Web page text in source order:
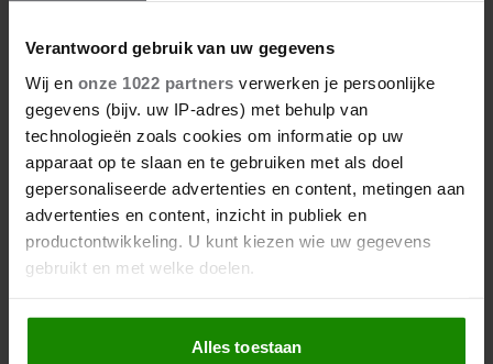
Verantwoord gebruik van uw gegevens
Wij en onze 1022 partners verwerken je persoonlijke
gegevens (bijv. uw IP-adres) met behulp van
technologieën zoals cookies om informatie op uw
apparaat op te slaan en te gebruiken met als doel
gepersonaliseerde advertenties en content, metingen aan
advertenties en content, inzicht in publiek en
productontwikkeling. U kunt kiezen wie uw gegevens
gebruikt en met welke doelen.
Als u het toestaat, willen we ook graag:
Informatie verzamelen over uw geografische
Alles toestaan
DENKEN TERUG AAN ‘KAPOT
ENGE’ HAZES-IMITATOR: ‘ECHT
NIET GOED BIJ JE PAASEI’